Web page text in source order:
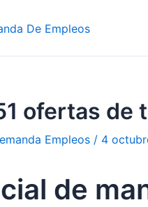
ofertas de
Empleos / 4
de